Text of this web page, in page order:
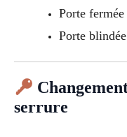
Porte
Porte
serrure